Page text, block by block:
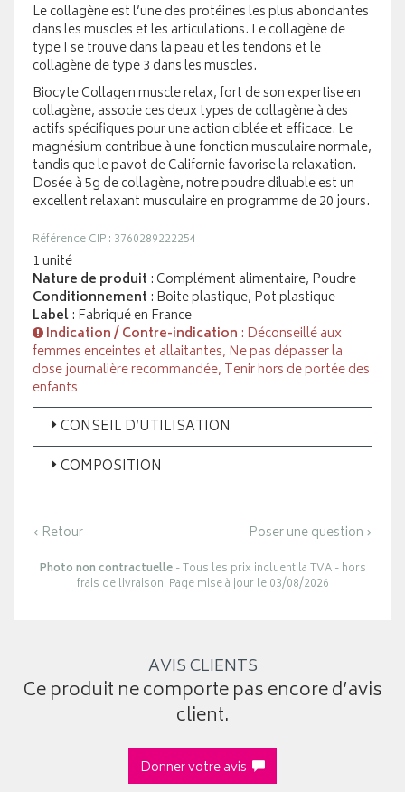
Le collagène est l’une des protéines les plus abondantes
dans les muscles et les articulations. Le collagène de
type I se trouve dans la peau et les tendons et le
collagène de type 3 dans les muscles.
Biocyte Collagen muscle relax, fort de son expertise en
collagène, associe ces deux types de collagène à des
actifs spécifiques pour une action ciblée et efficace. Le
magnésium contribue à une fonction musculaire normale,
tandis que le pavot de Californie favorise la relaxation.
Dosée à 5g de collagène, notre poudre diluable est un
excellent relaxant musculaire en programme de 20 jours.
Référence CIP : 3760289222254
1 unité
Nature de produit : Complément alimentaire, Poudre
Conditionnement : Boite plastique, Pot plastique
Label: Fabriqué en France
Indication / Contre-indication : Déconseillé aux
femmes enceintes et allaitantes, Ne pas dépasser la
dose journalière recommandée, Tenir hors de portée des
enfants
CONSEIL D’UTILISATION
COMPOSITION
‹ Retour Poser une question ›
Photo non contractuelle- Tous les prix incluent la TVA - hors
frais de livraison. Page mise à jour le 03/08/2026
AVIS CLIENTS
Ce produit ne comporte pas encore d’avis
client.
Donner votre avis